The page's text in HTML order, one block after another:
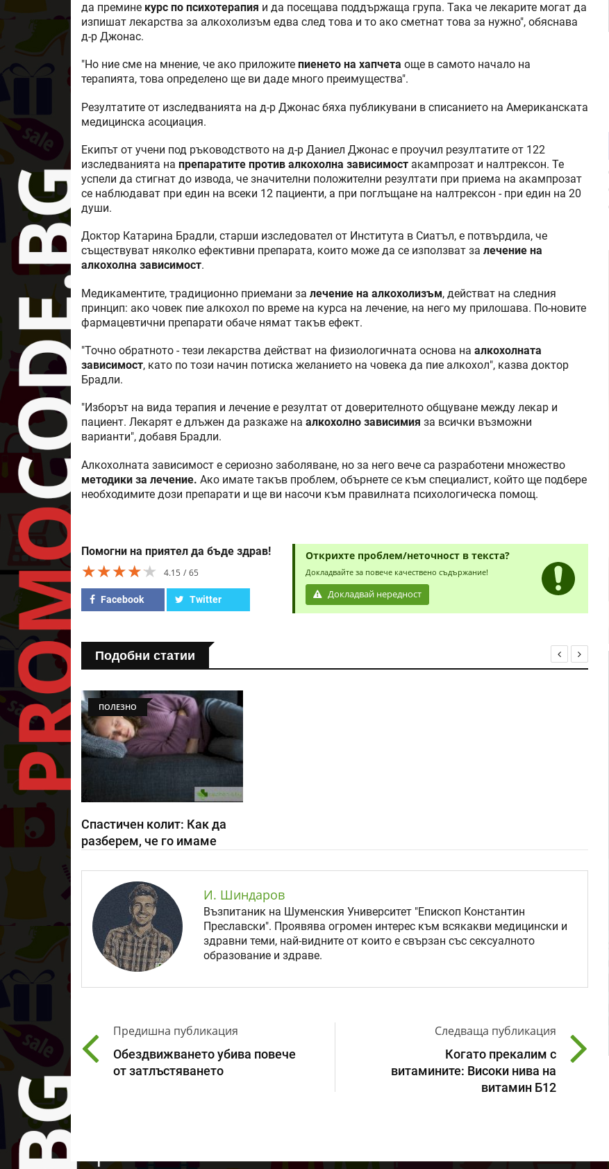
да премине курс по психотерапия и да посещава поддържаща група. Така че лекарите могат да
изпишат лекарства за алкохолизъм едва след това и то ако сметнат това за нужно", обяснава
д-р Джонас.
"Но ние сме на мнение, че ако приложите пиенето на хапчета още в самото начало на
терапията, това определено ще ви даде много преимущества".
Резултатите от изследванията на д-р Джонас бяха публикувани в списанието на Американската
медицинска асоциация.
Екипът от учени под ръководството на д-р Даниел Джонас е проучил резултатите от 122
изследванията на препаратите против алкохолна зависимост акампрозат и налтрексон. Те
успели да стигнат до извода, че значителни положителни резултати при приема на акампрозат
се наблюдават при един на всеки 12 пациенти, а при поглъщане на налтрексон - при един на 20
души.
Доктор Катарина Брадли, старши изследовател от Института в Сиатъл, е потвърдила, че
съществуват няколко ефективни препарата, които може да се използват за лечение на
алкохолна зависимост.
Медикаментите, традиционно приемани за лечение на алкохолизъм, действат на следния
принцип: ако човек пие алкохол по време на курса на лечение, на него му прилошава. По-новите
фармацевтични препарати обаче нямат такъв ефект.
"Точно обратното - тези лекарства действат на физиологичната основа на алкохолната
зависимост, като по този начин потиска желанието на човека да пие алкохол", казва доктор
Брадли.
"Изборът на вида терапия и лечение е резултат от доверителното общуване между лекар и
пациент. Лекарят е длъжен да разкаже на алкохолно зависимия за всички възможни
варианти", добавя Брадли.
Алкохолната зависимост е сериозно заболяване, но за него вече са разработени множество
методики за лечение. Ако имате такъв проблем, обърнете се към специалист, който ще подбере
необходимите дози препарати и ще ви насочи към правилната психологическа помощ.
Помогни на приятел да бъде здрав!
★★★★★
★★★★★
★★★★★ 4.15 65
Facebook Twitter
Открихте проблем/неточност в текста?
Докладвайте за повече качествено съдържание!
Докладвай нередност
Подобни статии
ПОЛЕЗНО
Спастичен колит: Как да
разберем, че го имаме
И. Шиндаров
Възпитаник на Шуменския Университет "Епископ Константин
Преславски". Проявява огромен интерес към всякакви медицински и
здравни теми, най-видните от които е свързан със сексуалното
образование и здраве.
Предишна публикация
Обездвижването убива повече
от затлъстяването
Следваща публикация
Когато прекалим с
витамините: Високи нива на
витамин Б12